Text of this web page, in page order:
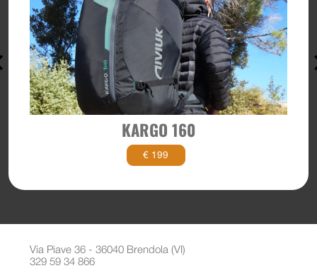
KARGO 160
€ 199
Via Piave 36 - 36040 Brendola (VI)
329 59 34 866